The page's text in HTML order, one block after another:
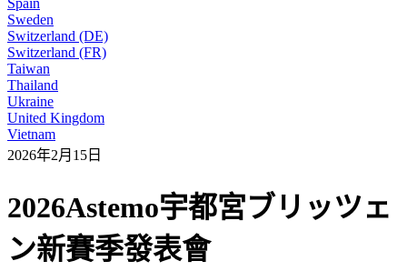
Sweden
Switzerland (DE)
Switzerland (FR)
Taiwan
Thailand
Ukraine
United Kingdom
Vietnam
2026年2月15日
2026Astemo宇都宮ブリッツェ
ン新賽季發表會